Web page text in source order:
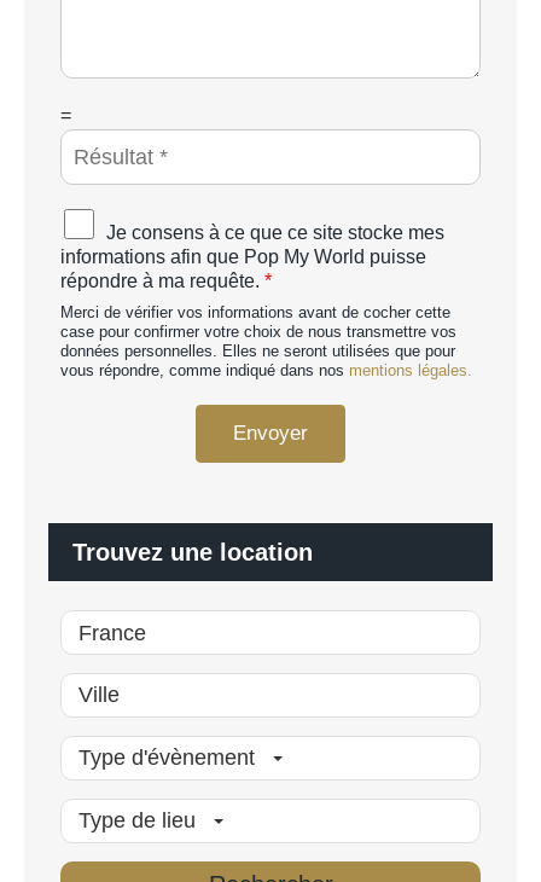
g
*
C
A
T
C
H
A
p
e
r
s
o
s
=
A
c
c
o
r
d
R
Je consens à ce que ce site stocke mes
informations afin que Pop My World puisse
répondre à ma requête. *
Merci de vérifier vos informations avant de cocher cette
case pour confirmer votre choix de nous transmettre vos
données personnelles. Elles ne seront utilisées que pour
vous répondre, comme indiqué dans nos mentions légales.
Envoyer
Trouvez une location
Type d'évènement
Type de lieu